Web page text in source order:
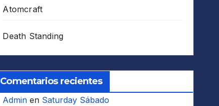
Atomcraft
Death Standing
Comentarios recientes
Admin en Saturday Sábado